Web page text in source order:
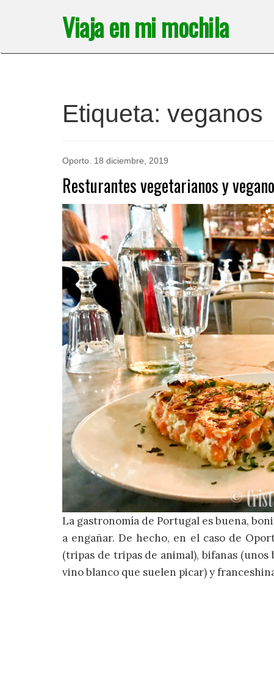
Viaja en mi mochila
Etiqueta: veganos
Oporto 18 diciembre, 2019
Resturantes vegetarianos y
La gastronomía de Portugal es buena,
a engañar. De hecho, en el caso de
(tripas de tripas de animal), bifanas
vino blanco que suelen picar) y